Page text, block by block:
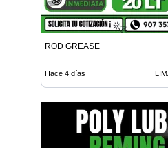
ROD GREASE
Hace 4 días